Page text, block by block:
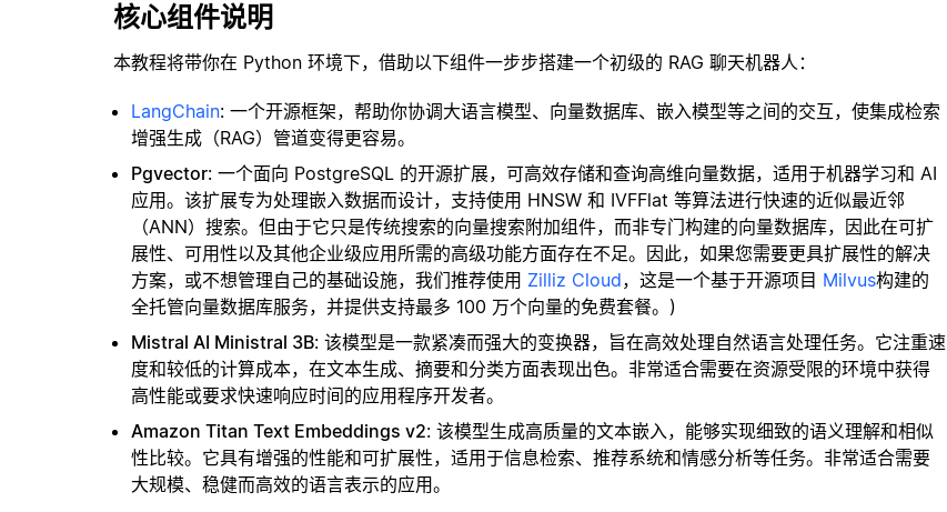
核心组件说明
本教程将带你在 Python 环境下，借助以下组件一步步搭建一个初级的 RAG 聊天机器人：
LangChain: 一个开源框架，帮助你协调大语言模型、向量数据库、嵌入模型等之间的交互，使集成检索
增强生成（RAG）管道变得更容易。
Pgvector: 一个面向 PostgreSQL 的开源扩展，可高效存储和查询高维向量数据，适用于机器学习和 AI
应用。该扩展专为处理嵌入数据而设计，支持使用 HNSW 和 IVFFlat 等算法进行快速的近似最近邻
（ANN）搜索。但由于它只是传统搜索的向量搜索附加组件，而非专门构建的向量数据库，因此在可扩
展性、可用性以及其他企业级应用所需的高级功能方面存在不足。因此，如果您需要更具扩展性的解决
方案，或不想管理自己的基础设施，我们推荐使用 Zilliz Cloud，这是一个基于开源项目 Milvus构建的
全托管向量数据库服务，并提供支持最多 100 万个向量的免费套餐。)
Mistral AI Ministral 3B: 该模型是一款紧凑而强大的变换器，旨在高效处理自然语言处理任务。它注重速
度和较低的计算成本，在文本生成、摘要和分类方面表现出色。非常适合需要在资源受限的环境中获得
高性能或要求快速响应时间的应用程序开发者。
Amazon Titan Text Embeddings v2: 该模型生成高质量的文本嵌入，能够实现细致的语义理解和相似
性比较。它具有增强的性能和可扩展性，适用于信息检索、推荐系统和情感分析等任务。非常适合需要
大规模、稳健而高效的语言表示的应用。